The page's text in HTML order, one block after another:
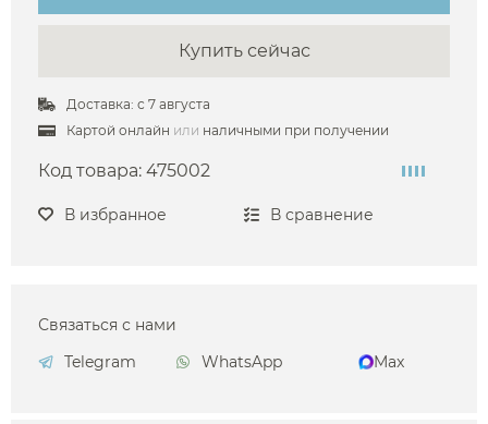
Купить сейчас
Доставка: с 7 августа
Картой онлайн или наличными при получении
Код товара: 475002
В избранное В сравнение
Связаться с нами
Telegram
WhatsApp Max